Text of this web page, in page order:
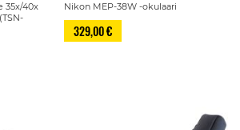
35x/40x
Nikon MEP-38W -okulaari
329,00 €